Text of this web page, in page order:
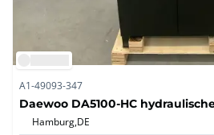
A1-49093-347
Daewoo DA5100-HC
Hamburg,DE